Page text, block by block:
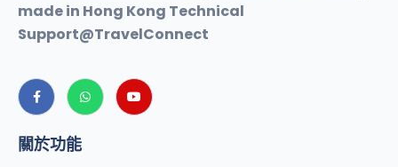
made in Hong Kong Technical
Support@TravelConnect
關於功能